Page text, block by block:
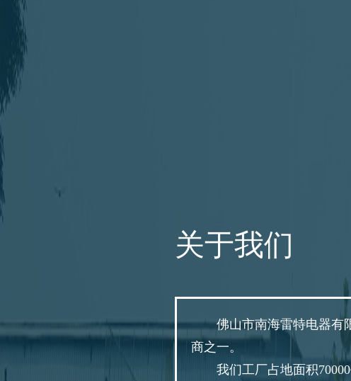
关于我们
佛山市南海雷特电器有
商之一。
我们工厂占地面积